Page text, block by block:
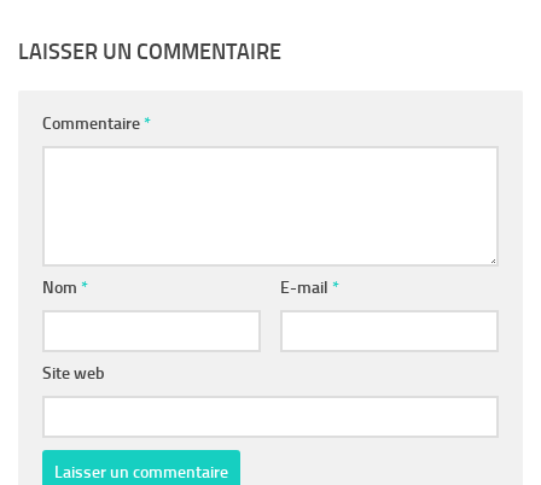
LAISSER UN COMMENTAIRE
Commentaire*
Nom * E-mail *
Site web